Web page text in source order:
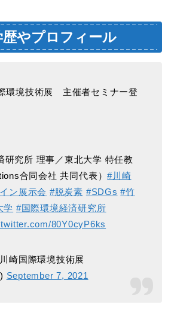
やプロフィール
環境技術展 主催者セミナー登
研究所 理事／東北大学 特任教
合同会社 共同代表）#川崎
ン展示会 #脱炭素 #SDGs #竹
学 #国際環境経済研究所
80Y0cyP6ks
崎国際環境技術展
September 7, 2021